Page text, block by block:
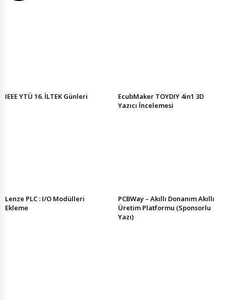
IEEE YTÜ 16. İLTEK Günleri
EcubMaker TOYDIY 4in1 3D
Yazıcı İncelemesi
Lenze PLC : I/O Modülleri
Ekleme
PCBWay – Akıllı Donanım Akıllı
Üretim Platformu (Sponsorlu
Yazı)